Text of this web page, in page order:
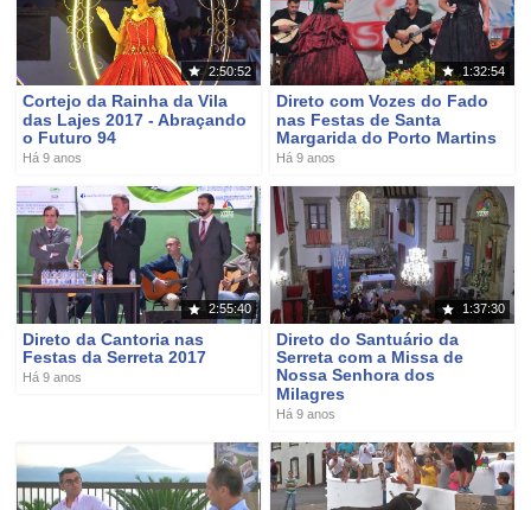
2:50:52
Cortejo da Rainha da Vila
das Lajes 2017 - Abraçando
o Futuro 94
Há 9 anos
1:32:54
Direto com Vozes do Fado
nas Festas de Santa
Margarida do Porto Martins
Há 9 anos
2:55:40
Direto da Cantoria nas
Festas da Serreta 2017
Há 9 anos
1:37:30
Direto do Santuário da
Serreta com a Missa de
Nossa Senhora dos
Milagres
Há 9 anos